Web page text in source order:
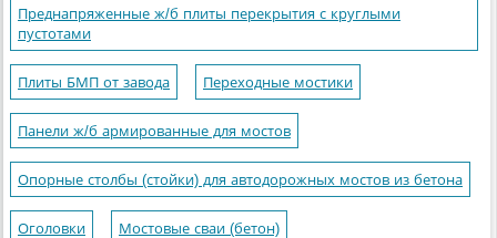
Преднапряженные ж/б плиты перекрытия с круглыми
пустотами
Плиты БМП от завода Переходные мостики
Панели ж/б армированные для мостов
Опорные столбы (стойки) для автодорожных мостов из бетона
Оголовки Мостовые сваи (бетон)